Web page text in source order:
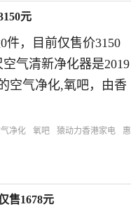
元
件，目前仅售价3150
气清新净化器是2019
空气净化,氧吧，由香
净化 氧吧 猿动力香港家电
惠
售1678元